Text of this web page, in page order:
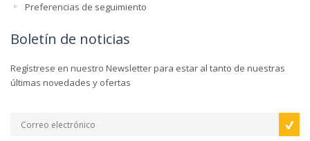
Preferencias de seguimiento
Boletín de noticias
Regístrese en nuestro Newsletter para estar al tanto de nuestras
últimas novedades y ofertas